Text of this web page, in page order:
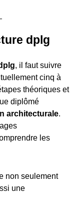
dplg
, il faut suivre
cinq à
théoriques et
diplômé
architecturale.
les
non seulement
une